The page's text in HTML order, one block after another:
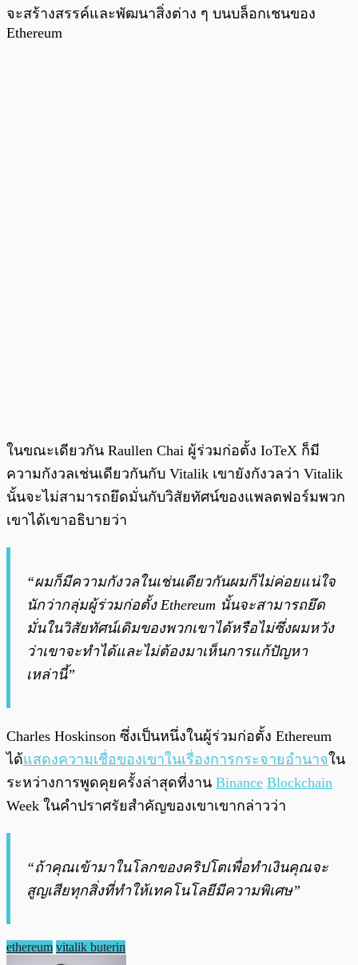
จะสร้างสรรค์และพัฒนาสิ่งต่าง ๆ บนบล็อกเชนของ
Ethereum
ในขณะเดียวกัน Raullen Chai ผู้ร่วมก่อตั้ง IoTeX ก็มี
ความกังวลเช่นเดียวกันกับ Vitalik เขายังกังวลว่า Vitalik
นั้นจะไม่สามารถยึดมั่นกับวิสัยทัศน์ของแพลตฟอร์มพวก
เขาได้เขาอธิบายว่า
“ผมก็มีความกังวลในเช่นเดียวกันผมก็ไม่ค่อยแน่ใจ
นักว่ากลุ่มผู้ร่วมก่อตั้ง Ethereum นั้นจะสามารถยึด
มั่นในวิสัยทัศน์เดิมของพวกเขาได้หรือไม่ซึ่งผมหวัง
ว่าเขาจะทำได้และไม่ต้องมาเห็นการแก้ปัญหา
เหล่านี้”
Charles Hoskinson ซึ่งเป็นหนึ่งในผู้ร่วมก่อตั้ง Ethereum
ได้แสดงความเชื่อของเขาในเรื่องการกระจายอำนาจใน
ระหว่างการพูดคุยครั้งล่าสุดที่งาน Binance Blockchain
Week ในคำปราศรัยสำคัญของเขาเขากล่าวว่า
“ถ้าคุณเข้ามาในโลกของคริปโตเพื่อทำเงินคุณจะ
สูญเสียทุกสิ่งที่ทำให้เทคโนโลยีมีความพิเศษ”
ethereum vitalik buterin